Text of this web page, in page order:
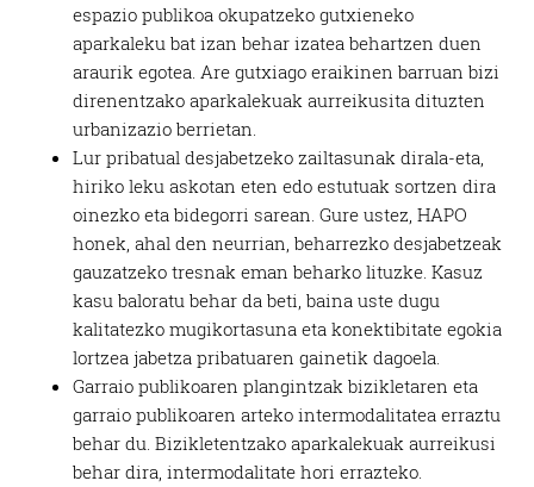
espazio publikoa okupatzeko gutxieneko
aparkaleku bat izan behar izatea behartzen duen
araurik egotea. Are gutxiago eraikinen barruan bizi
direnentzako aparkalekuak aurreikusita dituzten
urbanizazio berrietan.
Lur pribatual desjabetzeko zailtasunak dirala-eta,
hiriko leku askotan eten edo estutuak sortzen dira
oinezko eta bidegorri sarean. Gure ustez, HAPO
honek, ahal den neurrian, beharrezko desjabetzeak
gauzatzeko tresnak eman beharko lituzke. Kasuz
kasu baloratu behar da beti, baina uste dugu
kalitatezko mugikortasuna eta konektibitate egokia
lortzea jabetza pribatuaren gainetik dagoela.
Garraio publikoaren plangintzak bizikletaren eta
garraio publikoaren arteko intermodalitatea erraztu
behar du. Bizikletentzako aparkalekuak aurreikusi
behar dira, intermodalitate hori errazteko.